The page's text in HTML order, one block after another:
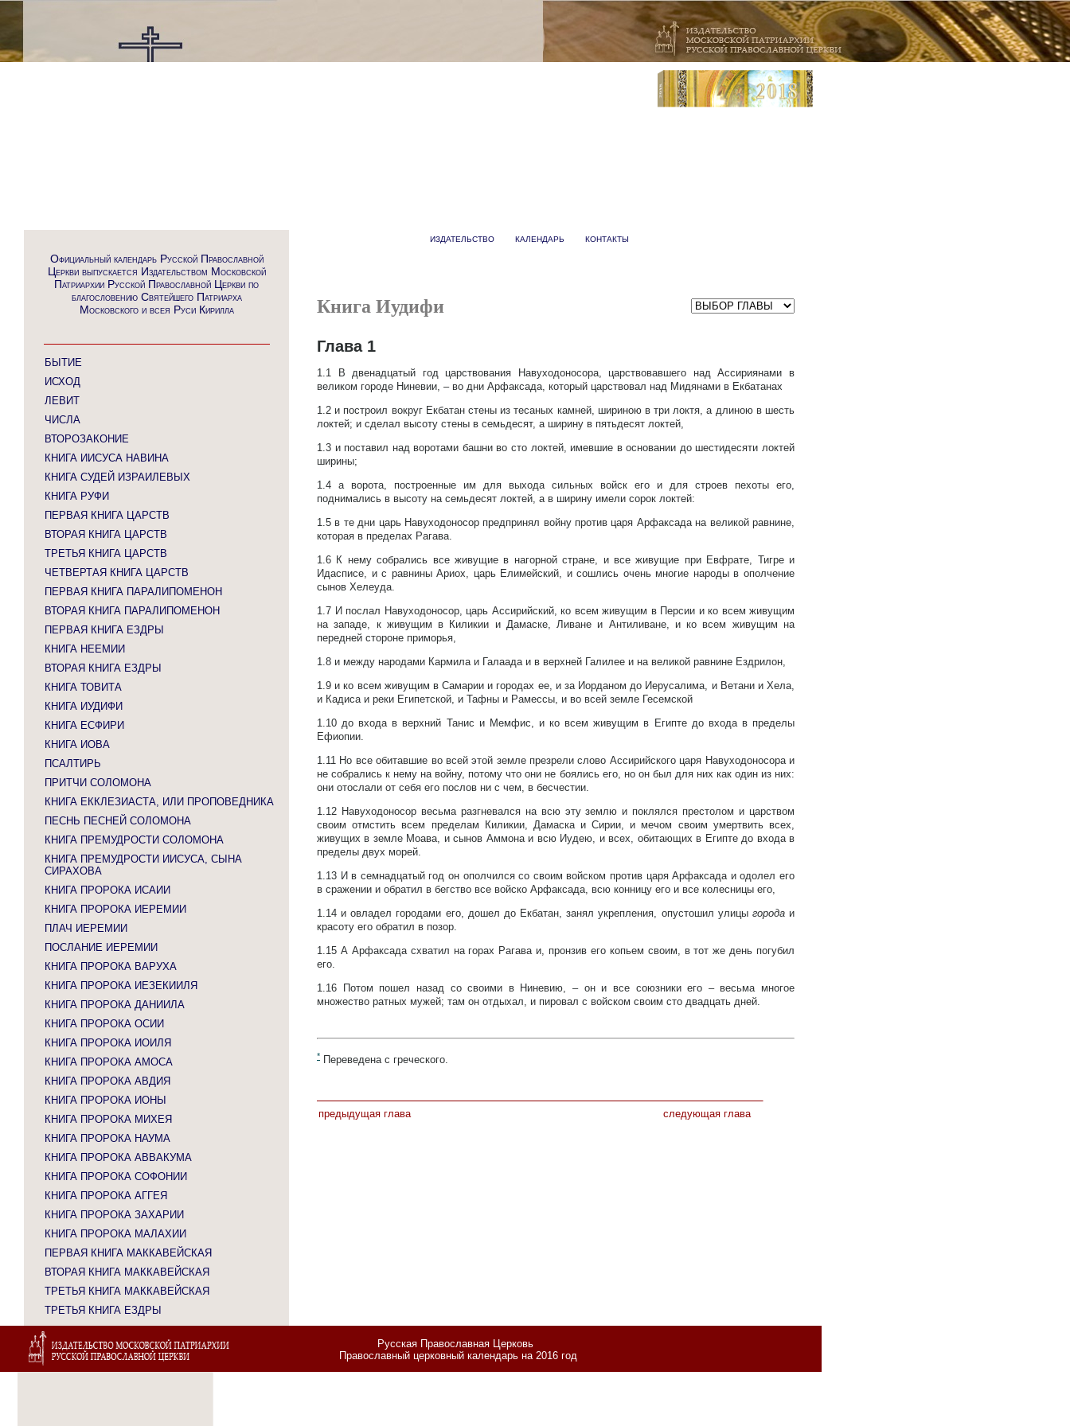
ИЗДАТЕЛЬСТВО КАЛЕНДАРЬ КОНТАКТЫ
Официальный календарь Русской Православной
Церкви выпускается Издательством Московской
Патриархии Русской Православной Церкви по
благословению Святейшего Патриарха
Московского и всея Руси Кирилла
БЫТИЕ
ИСХОД
ЛЕВИТ
ЧИСЛА
ВТОРОЗАКОНИЕ
КНИГА ИИСУСА НАВИНА
КНИГА СУДЕЙ ИЗРАИЛЕВЫХ
КНИГА РУФИ
ПЕРВАЯ КНИГА ЦАРСТВ
ВТОРАЯ КНИГА ЦАРСТВ
ТРЕТЬЯ КНИГА ЦАРСТВ
ЧЕТВЕРТАЯ КНИГА ЦАРСТВ
ПЕРВАЯ КНИГА ПАРАЛИПОМЕНОН
ВТОРАЯ КНИГА ПАРАЛИПОМЕНОН
ПЕРВАЯ КНИГА ЕЗДРЫ
КНИГА НЕЕМИИ
ВТОРАЯ КНИГА ЕЗДРЫ
КНИГА ТОВИТА
КНИГА ИУДИФИ
КНИГА ЕСФИРИ
КНИГА ИОВА
ПСАЛТИРЬ
ПРИТЧИ СОЛОМОНА
КНИГА ЕККЛЕЗИАСТА, ИЛИ ПРОПОВЕДНИКА
ПЕСНЬ ПЕСНЕЙ СОЛОМОНА
КНИГА ПРЕМУДРОСТИ СОЛОМОНА
КНИГА ПРЕМУДРОСТИ ИИСУСА, СЫНА
СИРАХОВА
КНИГА ПРОРОКА ИСАИИ
КНИГА ПРОРОКА ИЕРЕМИИ
ПЛАЧ ИЕРЕМИИ
ПОСЛАНИЕ ИЕРЕМИИ
КНИГА ПРОРОКА ВАРУХА
КНИГА ПРОРОКА ИЕЗЕКИИЛЯ
КНИГА ПРОРОКА ДАНИИЛА
КНИГА ПРОРОКА ОСИИ
КНИГА ПРОРОКА ИОИЛЯ
КНИГА ПРОРОКА АМОСА
КНИГА ПРОРОКА АВДИЯ
КНИГА ПРОРОКА ИОНЫ
КНИГА ПРОРОКА МИХЕЯ
КНИГА ПРОРОКА НАУМА
КНИГА ПРОРОКА АВВАКУМА
КНИГА ПРОРОКА СОФОНИИ
КНИГА ПРОРОКА АГГЕЯ
КНИГА ПРОРОКА ЗАХАРИИ
КНИГА ПРОРОКА МАЛАХИИ
ПЕРВАЯ КНИГА МАККАВЕЙСКАЯ
ВТОРАЯ КНИГА МАККАВЕЙСКАЯ
ТРЕТЬЯ КНИГА МАККАВЕЙСКАЯ
ТРЕТЬЯ КНИГА ЕЗДРЫ
Книга Иудифи
Глава 1
1.1
В двенадцатый год царствования Навуходоносора, царствовавшего над Ассириянами в
великом городе Ниневии, – во дни Арфаксада, который царствовал над Мидянами в Екбатанах
1.2 и построил вокруг Екбатан стены из тесаных камней, шириною в три локтя, а длиною в шесть
локтей; и сделал высоту стены в семьдесят, а ширину в пятьдесят локтей,
1.3 и поставил над воротами башни во сто локтей, имевшие в основании до шестидесяти локтей
ширины;
1.4 а ворота, построенные им для выхода сильных войск его и для строев пехоты его,
поднимались в высоту на семьдесят локтей, а в ширину имели сорок локтей:
1.5 в те дни царь Навуходоносор предпринял войну против царя Арфаксада на великой равнине,
которая в пределах Рагава.
1.6 К нему собрались все живущие в нагорной стране, и все живущие при Евфрате, Тигре и
Идасписе, и с равнины Ариох, царь Елимейский, и сошлись очень многие народы в ополчение
сынов Хелеуда.
1.7 И послал Навуходоносор, царь Ассирийский, ко всем живущим в Персии и ко всем живущим
на западе, к живущим в Киликии и Дамаске, Ливане и Антиливане, и ко всем живущим на
передней стороне приморья,
1.8 и между народами Кармила и Галаада и в верхней Галилее и на великой равнине Ездрилон,
1.9 и ко всем живущим в Самарии и городах ее, и за Иорданом до Иерусалима, и Ветани и Хела,
и Кадиса и реки Египетской, и Тафны и Рамессы, и во всей земле Гесемской
1.10до входа в верхний Танис и Мемфис, и ко всем живущим в Египте до входа в пределы
Ефиопии.
1.11 Но все обитавшие во всей этой земле презрели слово Ассирийского царя Навуходоносора и
не собрались к нему на войну, потому что они не боялись его, но он был для них как один из них:
они отослали от себя его послов ни с чем, в бесчестии.
1.12 Навуходоносор весьма разгневался на всю эту землю и поклялся престолом и царством
своим отмстить всем пределам Киликии, Дамаска и Сирии, и мечом своим умертвить всех,
живущих в земле Моава, и сынов Аммона и всю Иудею, и всех, обитающих в Египте до входа в
пределы двух морей.
1.13 И в семнадцатый год он ополчился со своим войском против царя Арфаксада и одолел его
в сражении и обратил в бегство все войско Арфаксада, всю конницу его и все колесницы его,
1.14 и овладел городами его, дошел до Екбатан, занял укрепления, опустошил улицы городаи
красоту его обратил в позор.
1.15 А Арфаксада схватил на горах Рагава и, пронзив его копьем своим, в тот же день погубил
его.
1.16
Потом пошел назад со своими в Ниневию, – он и все союзники его – весьма многое
множество ратных мужей; там он отдыхал, и пировал с войском своим сто двадцать дней.
* Переведена с греческого.
предыдущая глава следующая глава
Русская Православная Церковь
Православный церковный календарь на 2016 год